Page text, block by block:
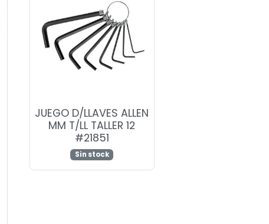
JUEGO D/LLAVES ALLEN
MM T/LL TALLER 12
#21851
Sin stock